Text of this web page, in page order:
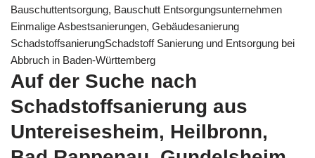
Bauschuttentsorgung, Bauschutt Entsorgungsunternehmen
Einmalige Asbestsanierungen, Gebäudesanierung
SchadstoffsanierungSchadstoff Sanierung und Entsorgung bei
Abbruch in Baden-Württemberg
Auf der Suche nach
Schadstoffsanierung aus
Untereisesheim, Heilbronn,